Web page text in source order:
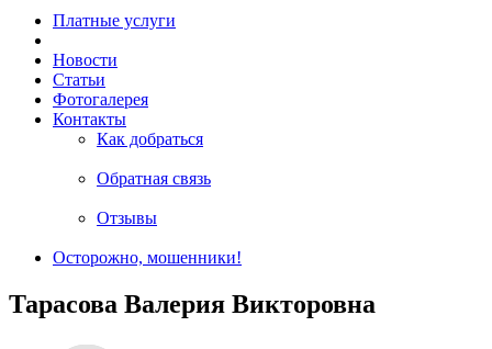
Платные услуги
Новости
Статьи
Фотогалерея
Контакты
Как добраться
Обратная связь
Отзывы
Осторожно, мошенники!
Тарасова Валерия Викторовна